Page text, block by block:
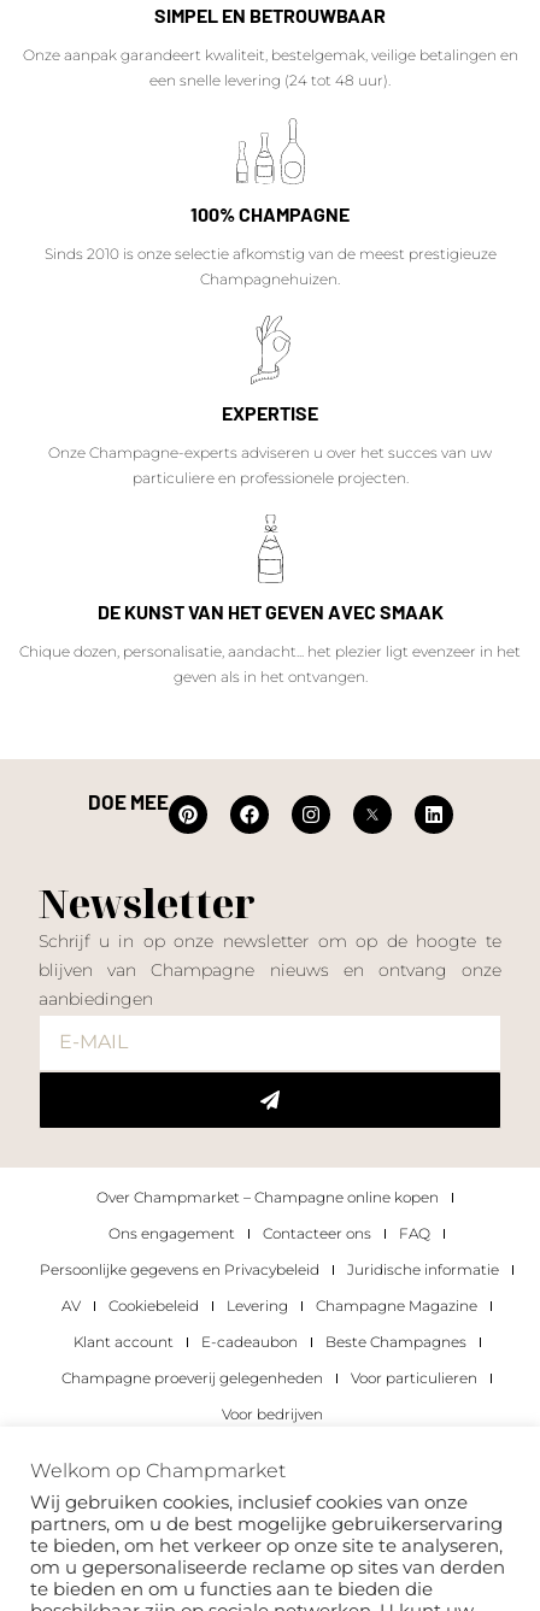
SIMPEL EN BETROUWBAAR
Onze aanpak garandeert kwaliteit, bestelgemak, veilige betalingen en
een snelle levering (24 tot 48 uur).
100% CHAMPAGNE
Sinds 2010 is onze selectie afkomstig van de meest prestigieuze
Champagnehuizen.
EXPERTISE
Onze Champagne-experts adviseren u over het succes van uw
particuliere en professionele projecten.
DE KUNST VAN HET GEVEN AVEC SMAAK
Chique dozen, personalisatie, aandacht... het plezier ligt evenzeer in het
geven als in het ontvangen.
DOE MEE
Newsletter
Schrijf u in op onze newsletter om op de hoogte te
blijven van Champagne nieuws en ontvang onze
aanbiedingen
Over Champmarket – Champagne online kopen
Ons engagement
Contacteer ons
FAQ
Persoonlijke gegevens en Privacybeleid
Juridische informatie
AV
Cookiebeleid Levering
Champagne Magazine
Klant account
E-cadeaubon
Beste Champagnes
Champagne proeverij gelegenheden
Voor particulieren
Voor bedrijven
Copyright 2022 © alle rechten voorbehouden.
Welkom op Champmarket
Wij gebruiken cookies, inclusief cookies van onze
partners, om u de best mogelijke gebruikerservaring
te bieden, om het verkeer op onze site te analyseren,
om u gepersonaliseerde reclame op sites van derden
te bieden en om u functies aan te bieden die